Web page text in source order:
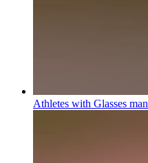
Athletes with Glasses man